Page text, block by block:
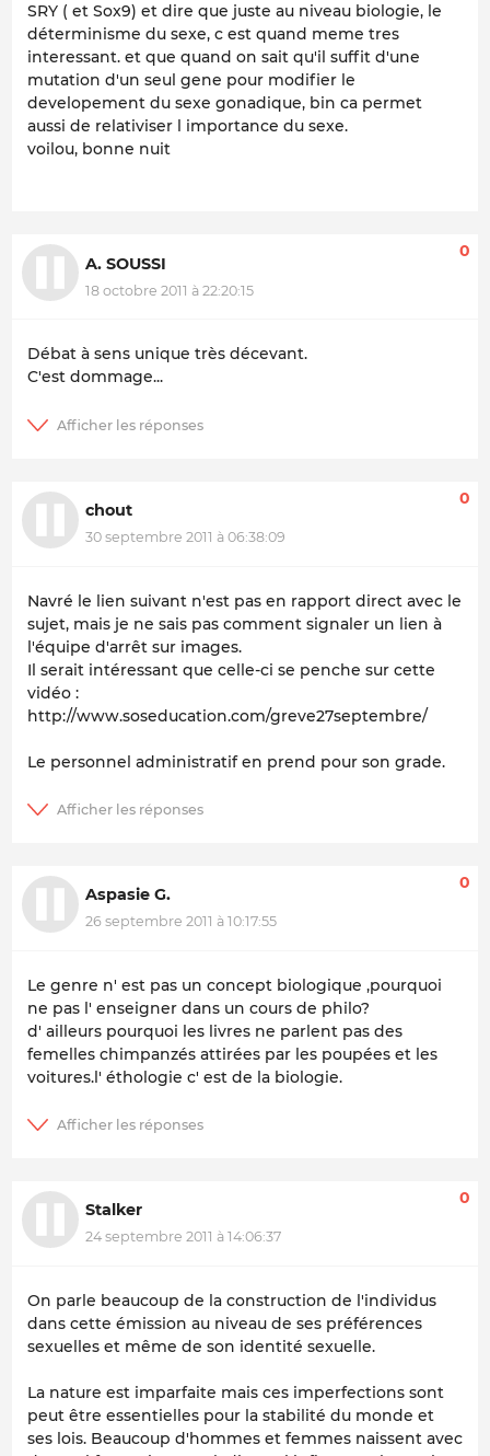
SRY ( et Sox9) et dire que juste au niveau biologie, le
déterminisme du sexe, c est quand meme tres
interessant. et que quand on sait qu'il suffit d'une
mutation d'un seul gene pour modifier le
developement du sexe gonadique, bin ca permet
aussi de relativiser l importance du sexe.
voilou, bonne nuit
A. SOUSSI
18 octobre 2011 à 22:20:15
0
Débat à sens unique très décevant.
C'est dommage...
chout
30 septembre 2011 à 06:38:09
0
Navré le lien suivant n'est pas en rapport direct avec le
sujet, mais je ne sais pas comment signaler un lien à
l'équipe d'arrêt sur images.
Il serait intéressant que celle-ci se penche sur cette
vidéo :
http://www.soseducation.com/greve27septembre/
Le personnel administratif en prend pour son grade.
Aspasie G.
26 septembre 2011 à 10:17:55
0
Le genre n' est pas un concept biologique ,pourquoi
ne pas l' enseigner dans un cours de philo?
d' ailleurs pourquoi les livres ne parlent pas des
femelles chimpanzés attirées par les poupées et les
voitures.l' éthologie c' est de la biologie.
Stalker
24 septembre 2011 à 14:06:37
0
On parle beaucoup de la construction de l'individus
dans cette émission au niveau de ses préférences
sexuelles et même de son identité sexuelle.
La nature est imparfaite mais ces imperfections sont
peut être essentielles pour la stabilité du monde et
ses lois. Beaucoup d'hommes et femmes naissent avec